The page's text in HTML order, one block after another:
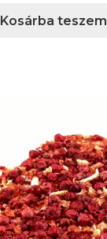
Kosárba teszem